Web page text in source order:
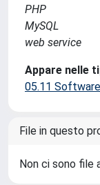
PHP
MySQL
web service
Appare nelle
05.11 Software
File in questo
Non ci sono file